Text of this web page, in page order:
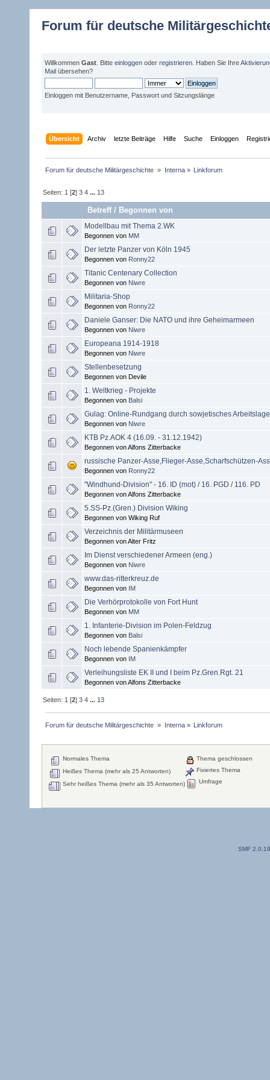
Forum für deutsche
Willkommen Gast . Bitte einloggen oder registrieren . Haben Sie Ihre
Mail übersehen?
Einloggen mit Benutzername, Passwort und Sitzungslänge
Übersicht Archiv letzte Beiträge Hilfe Suche Einloggen
Forum für deutsche Militärgeschichte » Interna» Linkforum
Seiten: 1 [2]3 4 ... 13
Betreff/ Begonnen von
Modellbau mit Thema 2.WK
Begonnen von MM
Der letzte Panzer von Köln 1945
Begonnen von Ronny22
Titanic Centenary Collection
Begonnen von Niwre
Militaria-Shop
Begonnen von Ronny22
Daniele Ganser: Die NATO und ihre Geheimarmeen
Begonnen von Niwre
Europeana 1914-1918
Begonnen von Niwre
Stellenbesetzung
Begonnen von Devile
1. Weltkrieg - Projekte
Begonnen von Balsi
Gulag: Online-Rundgang durch sowjetisches
Begonnen von Niwre
KTB Pz.AOK 4 (16.09. - 31.12.1942)
Begonnen von Alfons Zitterbacke
russische Panzer-Asse,Flieger-Asse,Scharfschützen-
Begonnen von Ronny22
"Windhund-Division" - 16. ID (mot) / 16. PGD / 116. PD
Begonnen von Alfons Zitterbacke
5.SS-Pz.(Gren.) Division Wiking
Begonnen von Wiking Ruf
Verzeichnis der Militärmuseen
Begonnen von Alter Fritz
Im Dienst verschiedener Armeen (eng.)
Begonnen von Niwre
www.das-ritterkreuz.de
Begonnen von IM
Die Verhörprotokolle von Fort Hunt
Begonnen von MM
1. Infanterie-Division im Polen-Feldzug
Begonnen von Balsi
Noch lebende Spanienkämpfer
Begonnen von IM
Verleihungsliste EK II und I beim Pz.Gren.Rgt. 21
Begonnen von Alfons Zitterbacke
Seiten: 1 [2]3 4 ... 13
Forum für deutsche Militärgeschichte » Interna» Linkforum
Normales Thema
Heißes Thema (mehr als 25 Antworten)
Sehr heißes Thema (mehr als 35 Antworten)
Thema geschlossen
Fixiertes Thema
Umfrage
SMF 2.0.19